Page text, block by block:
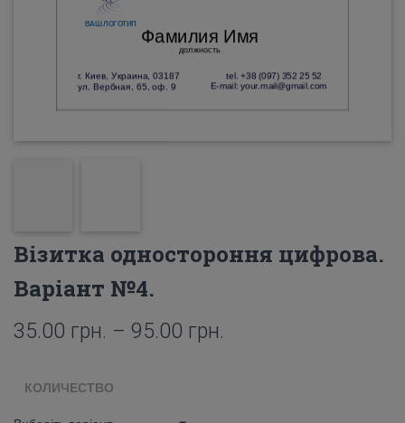
Візитка одностороння цифрова.
Варіант №4.
35.00 грн. – 95.00 грн.
КОЛИЧЕСТВО